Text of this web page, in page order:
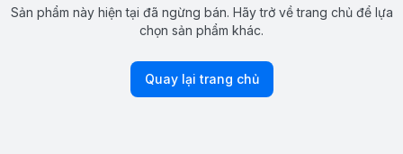
Sản phẩm này hiện tại đã ngừng bán. Hãy trở về trang chủ để lựa
chọn sản phẩm khác.
Quay lại trang chủ